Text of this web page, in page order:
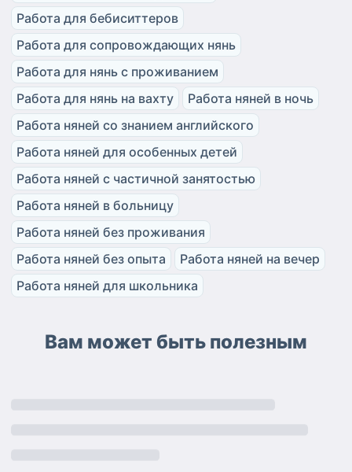
Работа для бебиситтеров
Работа для сопровождающих нянь
Работа для нянь с проживанием
Работа для нянь на вахту
Работа няней в ночь
Работа няней со знанием английского
Работа няней для особенных детей
Работа няней с частичной занятостью
Работа няней в больницу
Работа няней без проживания
Работа няней без опыта
Работа няней на вечер
Работа няней для школьника
Вам может быть полезным